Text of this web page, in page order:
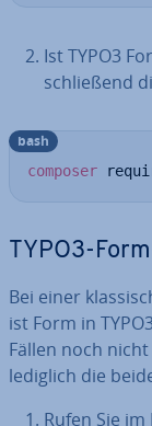
Ist TYPO3
schlie­ßend
composer
bash
TYPO3-
Bei einer
ist Form in
Fällen noch
lediglich die
Rufen Sie